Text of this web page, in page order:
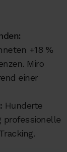
+18 %
Miro
einer
Hunderte
professionelle